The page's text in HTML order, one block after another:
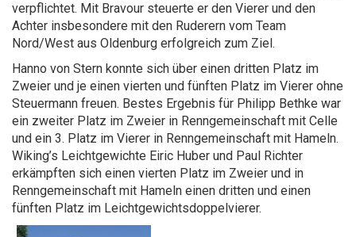
verpflichtet. Mit Bravour steuerte er den Vierer und den
Achter insbesondere mit den Ruderern vom Team
Nord/West aus Oldenburg erfolgreich zum Ziel.
Hanno von Stern konnte sich über einen dritten Platz im
Zweier und je einen vierten und fünften Platz im Vierer ohne
Steuermann freuen. Bestes Ergebnis für Philipp Bethke war
ein zweiter Platz im Zweier in Renngemeinschaft mit Celle
und ein 3. Platz im Vierer in Renngemeinschaft mit Hameln.
Wiking’s Leichtgewichte Eiric Huber und Paul Richter
erkämpften sich einen vierten Platz im Zweier und in
Renngemeinschaft mit Hameln einen dritten und einen
fünften Platz im Leichtgewichtsdoppelvierer.